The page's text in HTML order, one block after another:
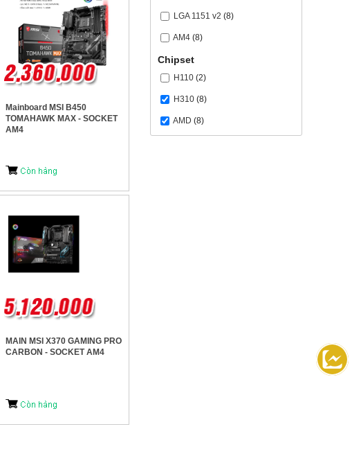
Mainboard MSI B450
TOMAHAWK MAX - SOCKET
AM4
MAIN MSI X370 GAMING PRO
CARBON - SOCKET AM4
LGA 1151 v2 (8)
AM4 (8)
Chipset
H110 (2)
H310 (8)
AMD (8)